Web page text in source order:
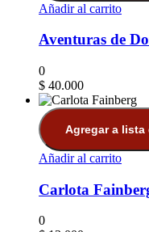
Añadir al carrito
Aventuras de
0
$ 40.000
Agregar a lista
Añadir al carrito
Carlota
0